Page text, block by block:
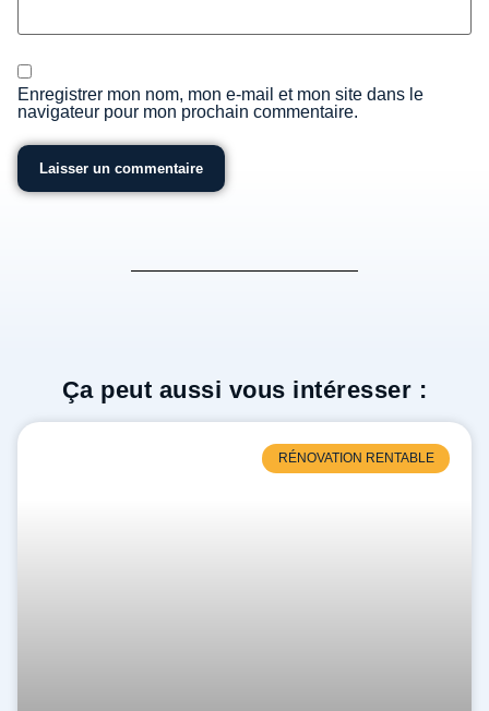
Enregistrer mon nom, mon e-mail et mon site dans le
navigateur pour mon prochain commentaire.
Ça peut aussi vous intéresser :
RÉNOVATION RENTABLE